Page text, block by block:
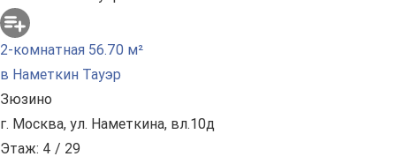
2-комнатная 56.70 м²
в Наметкин Тауэр
Зюзино
г. Москва, ул. Наметкина, вл.10д
Этаж: 4 / 29